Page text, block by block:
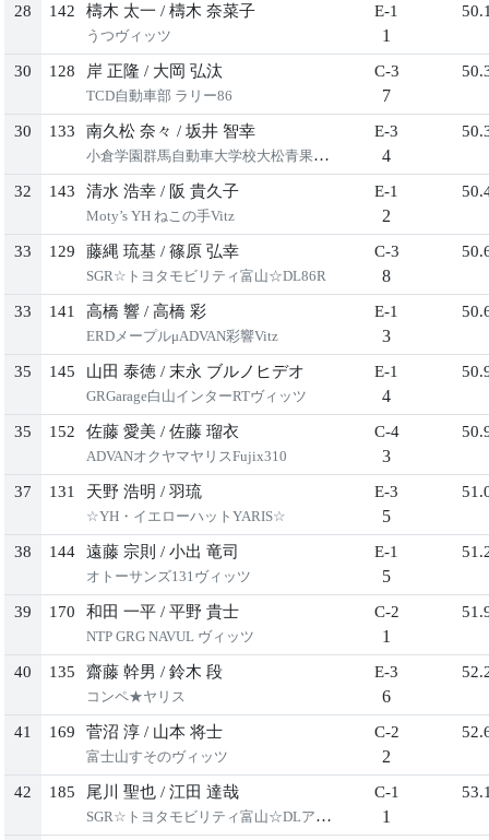
28 142 檮木 太一 / 檮木 奈菜子
うつヴィッツ
E-1
1
30 128 岸 正隆 / 大岡 弘汰
TCD自動車部 ラリー86
C-3
7
30 133 南久松 奈々 / 坂井 智幸
小倉学園群馬自動車大学校大松青果ヤリス
E-3
4
32 143 清水 浩幸 / 阪 貴久子
Moty’s YH ねこの手Vitz
E-1
2
33 129 藤縄 琉基 / 篠原 弘幸
SGR☆トヨタモビリティ富山☆DL86R
C-3
8
33 141 高橋 響 / 高橋 彩
ERDメープルμADVAN彩響Vitz
E-1
3
35 145 山田 泰徳 / 末永 ブルノヒデオ
GRGarage白山インターRTヴィッツ
E-1
4
35 152 佐藤 愛美 / 佐藤 瑠衣
ADVANオクヤマヤリスFujix310
C-4
3
37 131 天野 浩明 / 羽琉
☆YH・イエローハットYARIS☆
E-3
5
38 144 遠藤 宗則 / 小出 竜司
オトーサンズ131ヴィッツ
E-1
5
39 170 和田 一平 / 平野 貴士
NTP GRG NAVUL ヴィッツ
C-2
1
40 135 齋藤 幹男 / 鈴木 段
コンペ★ヤリス
E-3
6
41 169 菅沼 淳 / 山本 将士
富士山すそのヴィッツ
C-2
2
42 185 尾川 聖也 / 江田 達哉
SGR☆トヨタモビリティ富山☆DLアクア
C-1
1